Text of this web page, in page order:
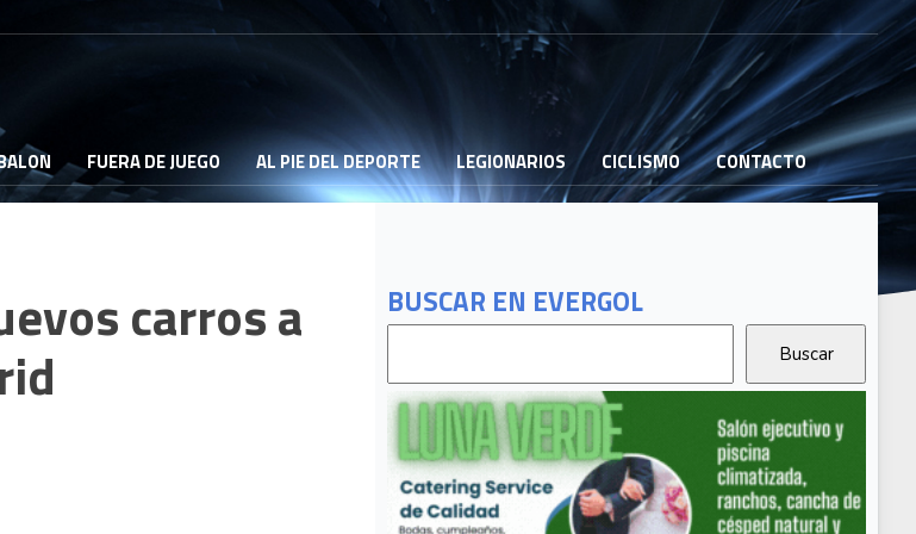
FUERA DE JUEGO AL PIE DEL DEPORTE LEGIONARIOS CICLISMO CONTACTO
BUSCAR EN EVERGOL
carros a